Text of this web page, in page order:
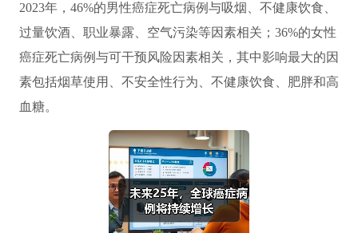
2023年，46%的男性癌症死亡病例与吸烟、不健康饮食、
过量饮酒、职业暴露、空气污染等因素相关；36%的女性
癌症死亡病例与可干预风险因素相关，其中影响最大的因
素包括烟草使用、不安全性行为、不健康饮食、肥胖和高
血糖。